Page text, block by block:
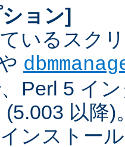
ョン]
いるスク
Perl 5 イ
(5.003 以降
ンストー